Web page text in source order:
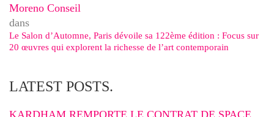
Moreno Conseil
dans
Le Salon d’Automne, Paris dévoile sa 122ème édition : Focus sur
20 œuvres qui explorent la richesse de l’art contemporain
LATEST POSTS.
KARDHAM REMPORTE LE CONTRAT DE SPACE